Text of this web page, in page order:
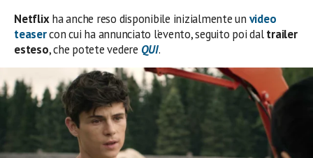
Netflixha anche reso disponibile inizialmente un video
teasercon cui ha annunciato l’evento, seguito poi daltrailer
esteso, che potete vedere QUI.